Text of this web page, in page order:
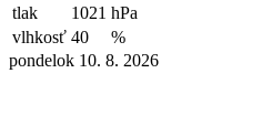
tlak
1021 hPa
vlhkosť 40
%
pondelok 10. 8. 2026